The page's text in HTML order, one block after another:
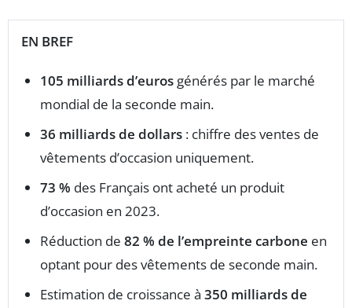
EN BREF
105 milliards d’euros générés par le marché
mondial de la seconde main.
36 milliards de dollars : chiffre des ventes de
vêtements d’occasion uniquement.
73 % des Français ont acheté un produit
d’occasion en 2023.
Réduction de 82 % de l’empreinte carbone en
optant pour des vêtements de seconde main.
Estimation de croissance à 350 milliards de